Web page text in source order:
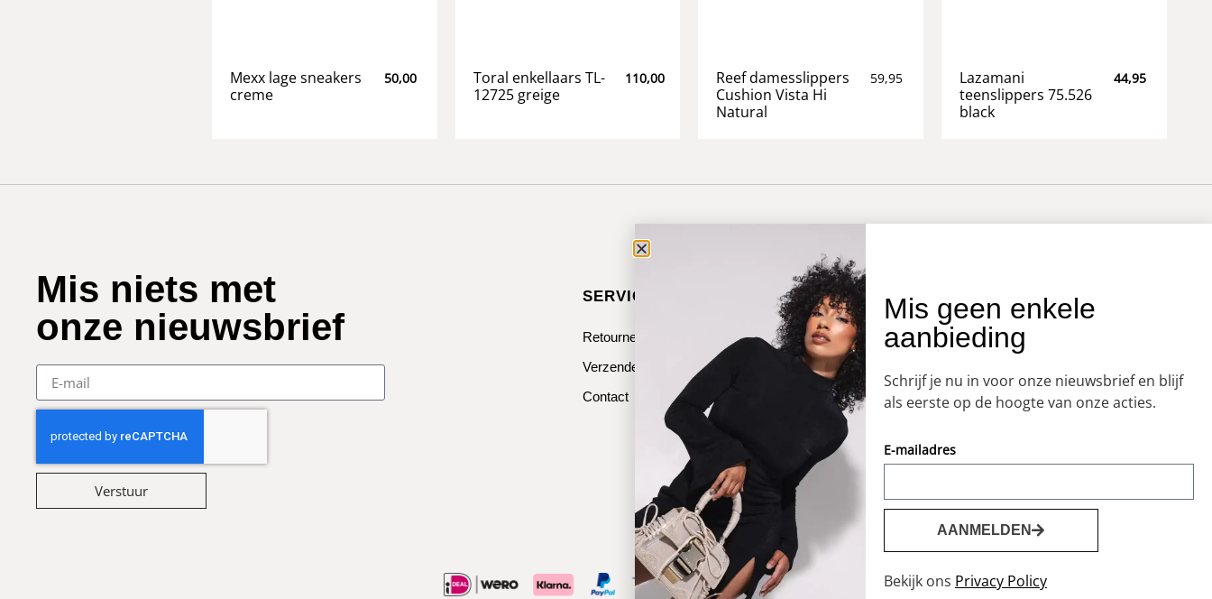
Mexx lage sneakers
creme
50,00
Toral enkellaars TL-
12725 greige
110,00
Reef damesslippers
Cushion Vista Hi
Natural
59,95
Lazamani
teenslippers 75.526
black
44,95
Mis niets met
onze nieuwsbrief
Verstuur
SERVICE & CONTACT
Retourneren
Verzenden
Contact
OVER ONS
Onze winkel
Koopzondagen
Mis geen enkele
aanbieding
Schrijf je nu in voor onze nieuwsbrief en blijf
als eerste op de hoogte van onze acties.
E-mailadres
AANMELDEN
Bekijk ons Privacy Policy